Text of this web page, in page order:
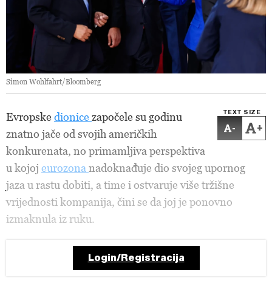
Simon Wohlfahrt/Bloomberg
TEXT SIZE
- +
Evropskedionicezapočele su godinu
znatno jače od svojih američkih
konkurenata, no primamljiva perspektiva
u kojoj eurozona nadoknađuje dio svojeg upornog
jaza u rastu dobiti, a time i ostvaruje više tržišne
vrijednosti kompanija, čini se da joj je ponovno
izmaknula iz ruku.
Login/Registracija